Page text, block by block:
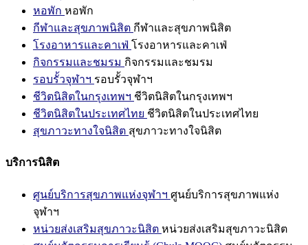
หอพัก หอพัก
กีฬาและสุขภาพนิสิต กีฬาและสุขภาพนิสิต
โรงอาหารและคาเฟ่ โรงอาหารและคาเฟ่
กิจกรรมและชมรม กิจกรรมและชมรม
รอบรั้วจุฬาฯ รอบรั้วจุฬาฯ
ชีวิตนิสิตในกรุงเทพฯ ชีวิตนิสิตในกรุงเทพฯ
ชีวิตนิสิตในประเทศไทย ชีวิตนิสิตในประเทศไทย
สุขภาวะทางใจนิสิต สุขภาวะทางใจนิสิต
บริการนิสิต
ศูนย์บริการสุขภาพแห่งจุฬาฯ ศูนย์บริการสุขภาพแห่ง
จุฬาฯ
หน่วยส่งเสริมสุขภาวะนิสิต หน่วยส่งเสริมสุขภาวะนิสิต